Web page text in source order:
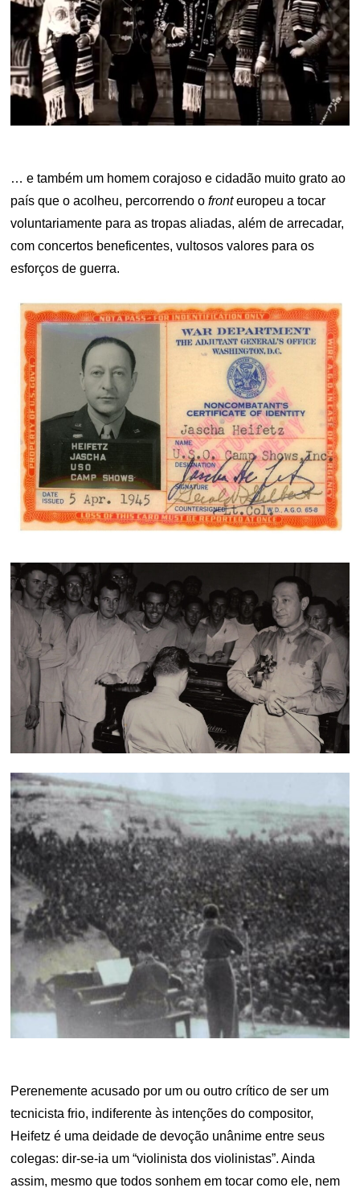
… e também um homem corajoso e cidadão muito grato ao
país que o acolheu, percorrendo ofronteuropeu a tocar
voluntariamente para as tropas aliadas, além de arrecadar,
com concertos beneficentes, vultosos valores para os
esforços de guerra.
Perenemente acusado por um ou outro crítico de ser um
tecnicista frio, indiferente às intenções do compositor,
Heifetz é uma deidade de devoção unânime entre seus
colegas: dir-se-ia um “violinista dos violinistas”. Ainda
assim, mesmo que todos sonhem em tocar como ele, nem